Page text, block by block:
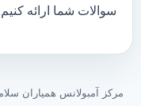
سوالات شما ارائه
مرکز آمبولانس همیاران